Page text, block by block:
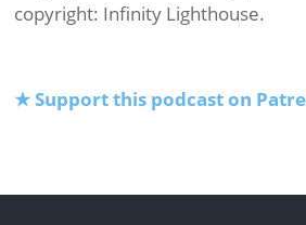
copyright: Infinity Lighthouse.
★ Support this podcast on